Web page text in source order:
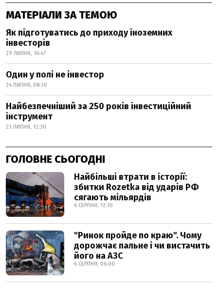
МАТЕРІАЛИ ЗА ТЕМОЮ
Як підготуватись до приходу іноземних
інвесторів
29 ЛИПНЯ, 16:47
Один у полі не інвестор
24 ЛИПНЯ, 08:30
Найбезпечніший за 250 років інвестиційний
інструмент
23 ЛИПНЯ, 12:30
ГОЛОВНЕ СЬОГОДНІ
Найбільші втрати в історії:
збитки Rozetka від ударів РФ
сягають мільярдів
6 СЕРПНЯ, 12:10
"Ринок пройде по краю". Чому
дорожчає пальне і чи вистачить
його на АЗС
6 СЕРПНЯ, 06:00